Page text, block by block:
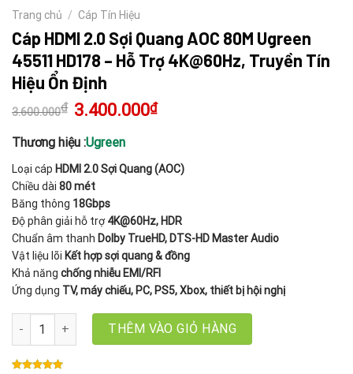
Trang chủ / Cáp Tín Hiệu
Cáp HDMI 2.0 Sợi Quang AOC 80M Ugreen
45511 HD178 – Hỗ Trợ 4K@60Hz, Truyền Tín
Hiệu Ổn Định
3.600.000₫ Giá
gốc
3.600.000₫.
3.400.000₫Giá
hiện
Thương hiệu :Ugreen
Loại cáp HDMI 2.0 Sợi Quang (AOC)
Chiều dài 80 mét
Băng thông 18Gbps
Độ phân giải hỗ trợ4K@60Hz, HDR
Chuẩn âm thanh Dolby TrueHD, DTS-HD Master Audio
Vật liệu lõi Kết hợp sợi quang & đồng
Khả năng chống nhiễu EMI/RFI
Ứng dụng TV, máy chiếu, PC, PS5, Xbox, thiết bị hội nghị
Cáp HDMI 2.0 Sợi Quang AOC 80M Ugreen 45511 HD178 – Hỗ
THÊM VÀO GIỎ HÀNG